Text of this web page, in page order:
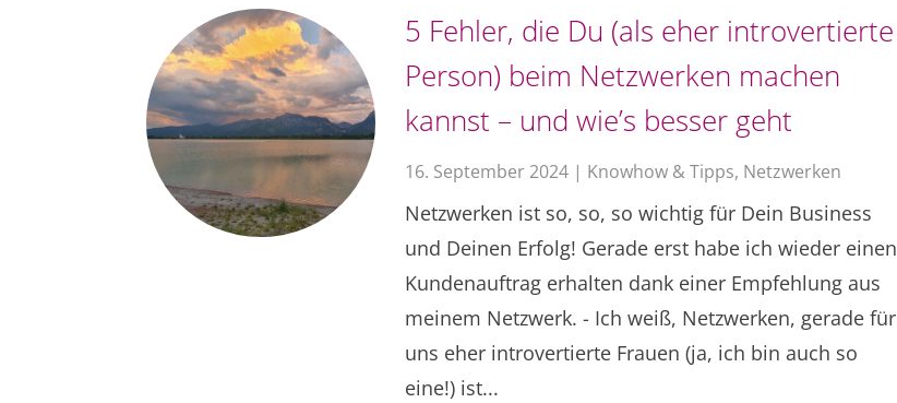
5 Fehler, die Du (als eher introvertierte
Person) beim Netzwerken machen
kannst – und wie’s besser geht
16. September 2024 | Knowhow & Tipps, Netzwerken
Netzwerken ist so, so, so wichtig für Dein Business
und Deinen Erfolg! Gerade erst habe ich wieder einen
Kundenauftrag erhalten dank einer Empfehlung aus
meinem Netzwerk. - Ich weiß, Netzwerken, gerade für
uns eher introvertierte Frauen (ja, ich bin auch so
eine!) ist...